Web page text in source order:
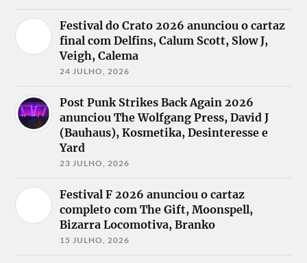
Festival do Crato 2026 anunciou o cartaz
final com Delfins, Calum Scott, Slow J,
Veigh, Calema
24 JULHO, 2026
Post Punk Strikes Back Again 2026
anunciou The Wolfgang Press, David J
(Bauhaus), Kosmetika, Desinteresse e
Yard
23 JULHO, 2026
Festival F 2026 anunciou o cartaz
completo com The Gift, Moonspell,
Bizarra Locomotiva, Branko
15 JULHO, 2026